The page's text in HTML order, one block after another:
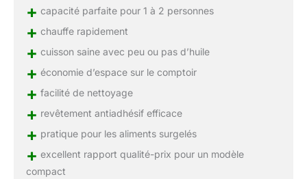
+ capacité parfaite pour 1 à 2 personnes
+ chauffe rapidement
+ cuisson saine avec peu ou pas d’huile
+ économie d’espace sur le comptoir
+ facilité de nettoyage
+ revêtement antiadhésif efficace
+ pratique pour les aliments surgelés
+ excellent rapport qualité-prix pour un modèle
compact